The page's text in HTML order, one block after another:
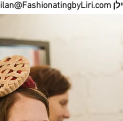
ilan@FashionatingbyLiri.com